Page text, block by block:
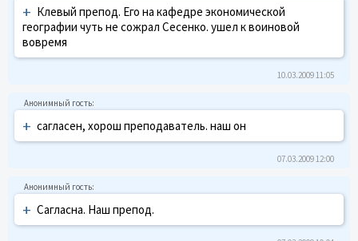
+ Клевый препод. Его на кафедре экономической
географии чуть не сожрал Сесенко. ушел к воиновой
вовремя
10.03.2009 11:05
+ сагласен, хорош преподаватель. наш он
07.03.2009 12:00
+ Сагласна. Наш препод.